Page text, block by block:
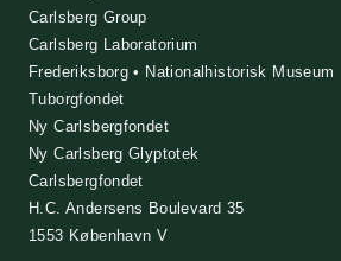
Carlsberg Group
Carlsberg Laboratorium
Frederiksborg • Nationalhistorisk Museum
Tuborgfondet
Ny Carlsbergfondet
Ny Carlsberg Glyptotek
Carlsbergfondet
H.C. Andersens Boulevard 35
1553 København V